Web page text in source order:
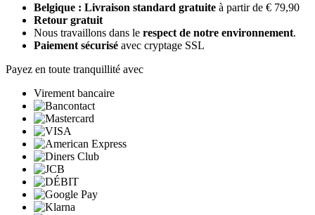
Belgique : Livraison standard gratuite à partir de € 79,90
Retour gratuit
Nous travaillons dans le respect de notre environnement.
Paiement sécurisé avec cryptage SSL
Payez en toute tranquillité avec
Virement bancaire